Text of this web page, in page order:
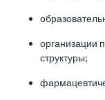
организации
структуры;